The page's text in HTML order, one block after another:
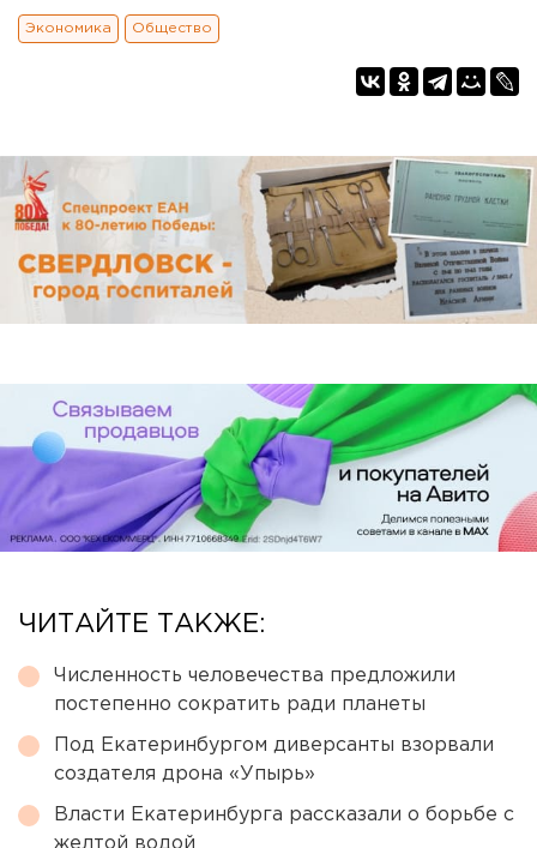
Экономика Общество
ЧИТАЙТЕ ТАКЖЕ:
Численность человечества предложили
постепенно сократить ради планеты
Под Екатеринбургом диверсанты взорвали
создателя дрона «Упырь»
Власти Екатеринбурга рассказали о борьбе с
желтой водой